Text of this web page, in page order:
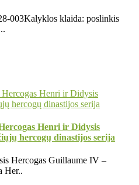
003Kalyklos klaida: poslinkis
Henri ir Didysis
hercogų dinastijos serija
Hercogas Guillaume IV –
Her..